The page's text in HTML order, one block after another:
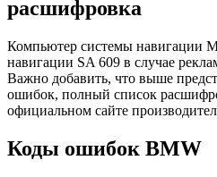
расшифровка
Компьютер системы навигации
навигации SA 609 в случае
Важно добавить, что выше
ошибок, полный список
официальном сайте
Коды ошибок BMW